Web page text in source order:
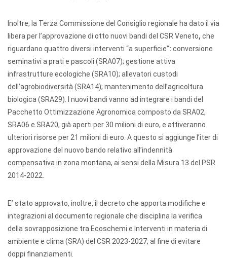
Inoltre, la Terza Commissione del Consiglio regionale ha dato il via
libera per l’approvazione di otto nuovi bandi del CSR Veneto, che
riguardano quattro diversi interventi “a superficie”: conversione
seminativi a prati e pascoli (SRA07); gestione attiva
infrastrutture ecologiche (SRA10); allevatori custodi
dell’agrobiodiversità (SRA14); mantenimento dell’agricoltura
biologica (SRA29). I nuovi bandi vanno ad integrare i bandi del
Pacchetto Ottimizzazione Agronomica composto da SRA02,
SRA06 e SRA20, già aperti per 30 milioni di euro, e attiveranno
ulteriori risorse per 21 milioni di euro. A questo si aggiunge l’iter di
approvazione del nuovo bando relativo all’indennità
compensativa in zona montana, ai sensi della Misura 13 del PSR
2014-2022.
E’ stato approvato, inoltre, il decreto che apporta modifiche e
integrazioni al documento regionale che disciplina la verifica
della sovrapposizione tra Ecoschemi e Interventi in materia di
ambiente e clima (SRA) del CSR 2023-2027, al fine di evitare
doppi finanziamenti.